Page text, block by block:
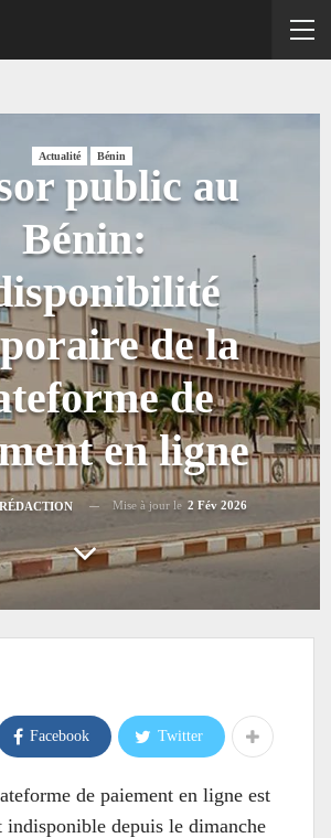
Actualité Bénin
public au
Bénin:
de la
de
en ligne
Mise à jour le 2 Fév 2026
Facebook Twitter
de paiement en ligne est
indisponible depuis le dimanche